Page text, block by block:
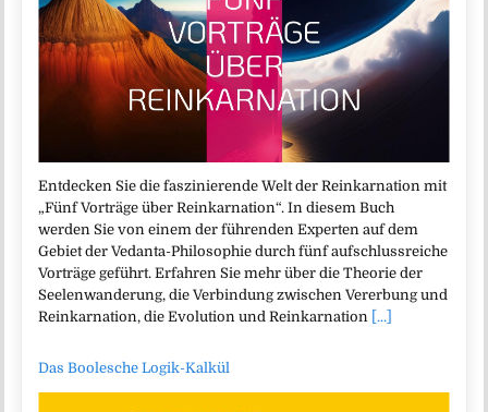
Entdecken Sie die faszinierende Welt der Reinkarnation mit
„Fünf Vorträge über Reinkarnation“. In diesem Buch
werden Sie von einem der führenden Experten auf dem
Gebiet der Vedanta-Philosophie durch fünf aufschlussreiche
Vorträge geführt. Erfahren Sie mehr über die Theorie der
Seelenwanderung, die Verbindung zwischen Vererbung und
Reinkarnation, die Evolution und Reinkarnation [...]
Das Boolesche Logik-Kalkül